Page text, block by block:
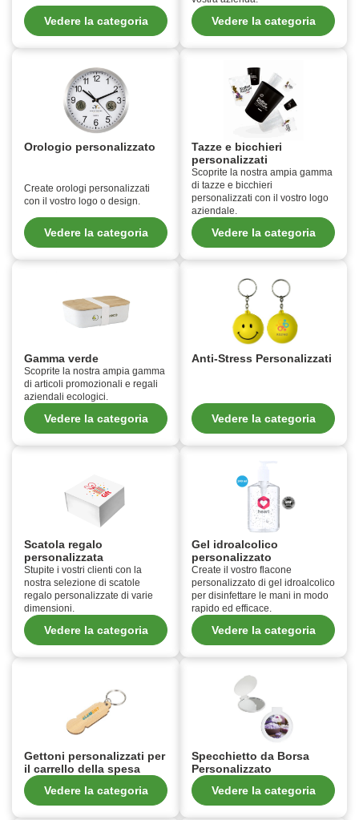
Vedere la categoria Vedere la categoria
Orologio personalizzato
Create orologi personalizzati
con il vostro logo o design.
Vedere la categoria
Tazze e bicchieri
personalizzati
Scoprite la nostra ampia gamma
di tazze e bicchieri
personalizzati con il vostro logo
aziendale.
Vedere la categoria
Gamma verde
Scoprite la nostra ampia gamma
di articoli promozionali e regali
aziendali ecologici.
Vedere la categoria
Anti-Stress Personalizzati
Vedere la categoria
Scatola regalo
personalizzata
Stupite i vostri clienti con la
nostra selezione di scatole
regalo personalizzate di varie
dimensioni.
Vedere la categoria
Gel idroalcolico
personalizzato
Create il vostro flacone
personalizzato di gel idroalcolico
per disinfettare le mani in modo
rapido ed efficace.
Vedere la categoria
Gettoni personalizzati per
il carrello della spesa
Vedere la categoria
Specchietto da Borsa
Personalizzato
Vedere la categoria